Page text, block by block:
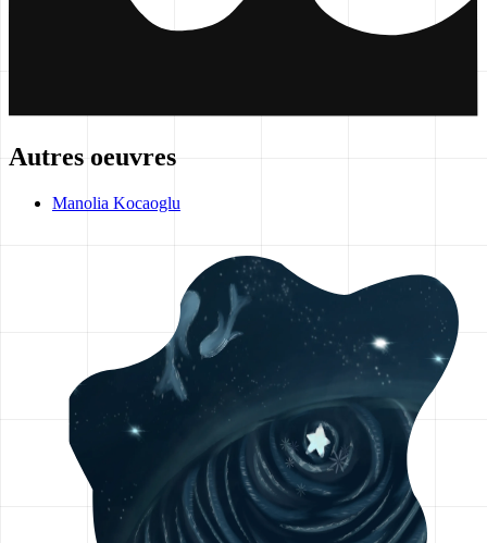
Autres oeuvres
Manolia Kocaoglu